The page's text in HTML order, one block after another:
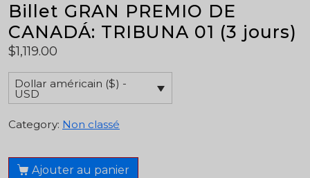
Billet GRAN PREMIO DE
CANADÁ: TRIBUNA 01 (3 jours)
$1,119.00
Dollar américain ($) -
USD
Category: Non classé
Ajouter au panier